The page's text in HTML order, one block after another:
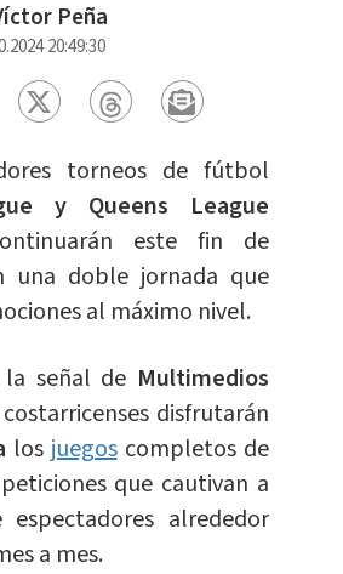
Peña
20:49:30
torneos de fútbol
y Queens League
este fin de
una doble jornada que
al máximo nivel.
señal de Multimedios
disfrutarán
los juegos completos de
que cautivan a
espectadores alrededor
a mes.